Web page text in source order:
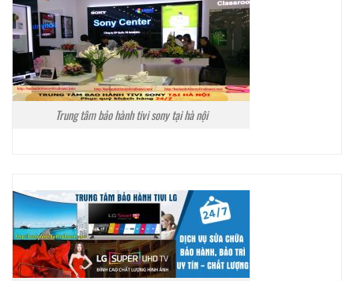
Trung tâm bảo hành tivi sony tại hà nội